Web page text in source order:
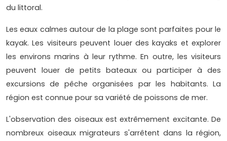
du littoral.
Les eaux calmes autour de la plage sont parfaites pour le
kayak. Les visiteurs peuvent louer des kayaks et explorer
les environs marins à leur rythme. En outre, les visiteurs
peuvent louer de petits bateaux ou participer à des
excursions de pêche organisées par les habitants. La
région est connue pour sa variété de poissons de mer.
L'observation des oiseaux est extrêmement excitante. De
nombreux oiseaux migrateurs s'arrêtent dans la région,